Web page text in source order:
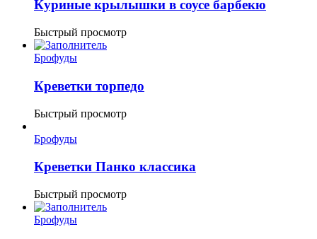
Куриные крылышки в соусе барбекю
Быстрый просмотр
Брофуды
Креветки торпедо
Быстрый просмотр
Брофуды
Креветки Панко классика
Быстрый просмотр
Брофуды